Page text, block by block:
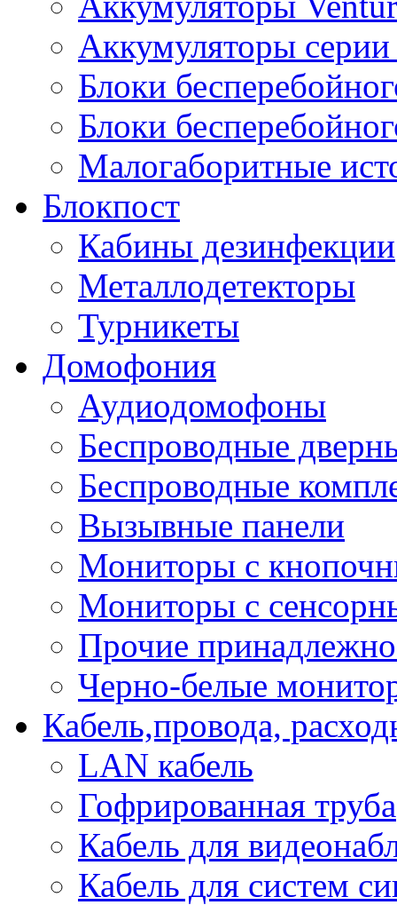
Аккумуляторы
Блоки
Блоки
Малогаборитные
Блокпост
Кабины дезинфекции
Металлодетекторы
Турникеты
Домофония
Аудиодомофоны
Беспроводные
Беспроводные
Вызывные панели
Мониторы с
Мониторы с
Прочие
Черно-белые
Кабель,провода,
LAN кабель
Гофрированная труба
Кабель для
Кабель для систем